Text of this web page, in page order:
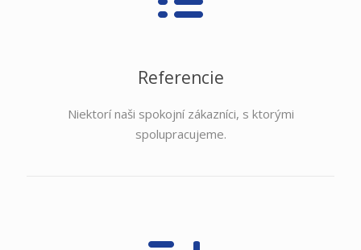
Referencie
Niektorí naši spokojní zákazníci, s ktorými
spolupracujeme.